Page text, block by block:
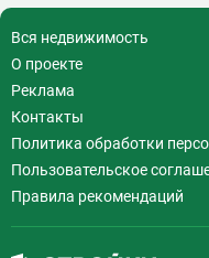
Деловой центр
Динамо
Добрынинская
Домодедовская
Дорогомиловская
Достоевская
Дубровка
Вся недвижимость
О проекте
Реклама
Контакты
Политика обработки
Пользовательское
Правила рекомендаций